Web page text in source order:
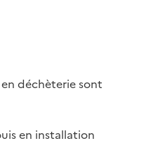
déchèterie sont
en installation